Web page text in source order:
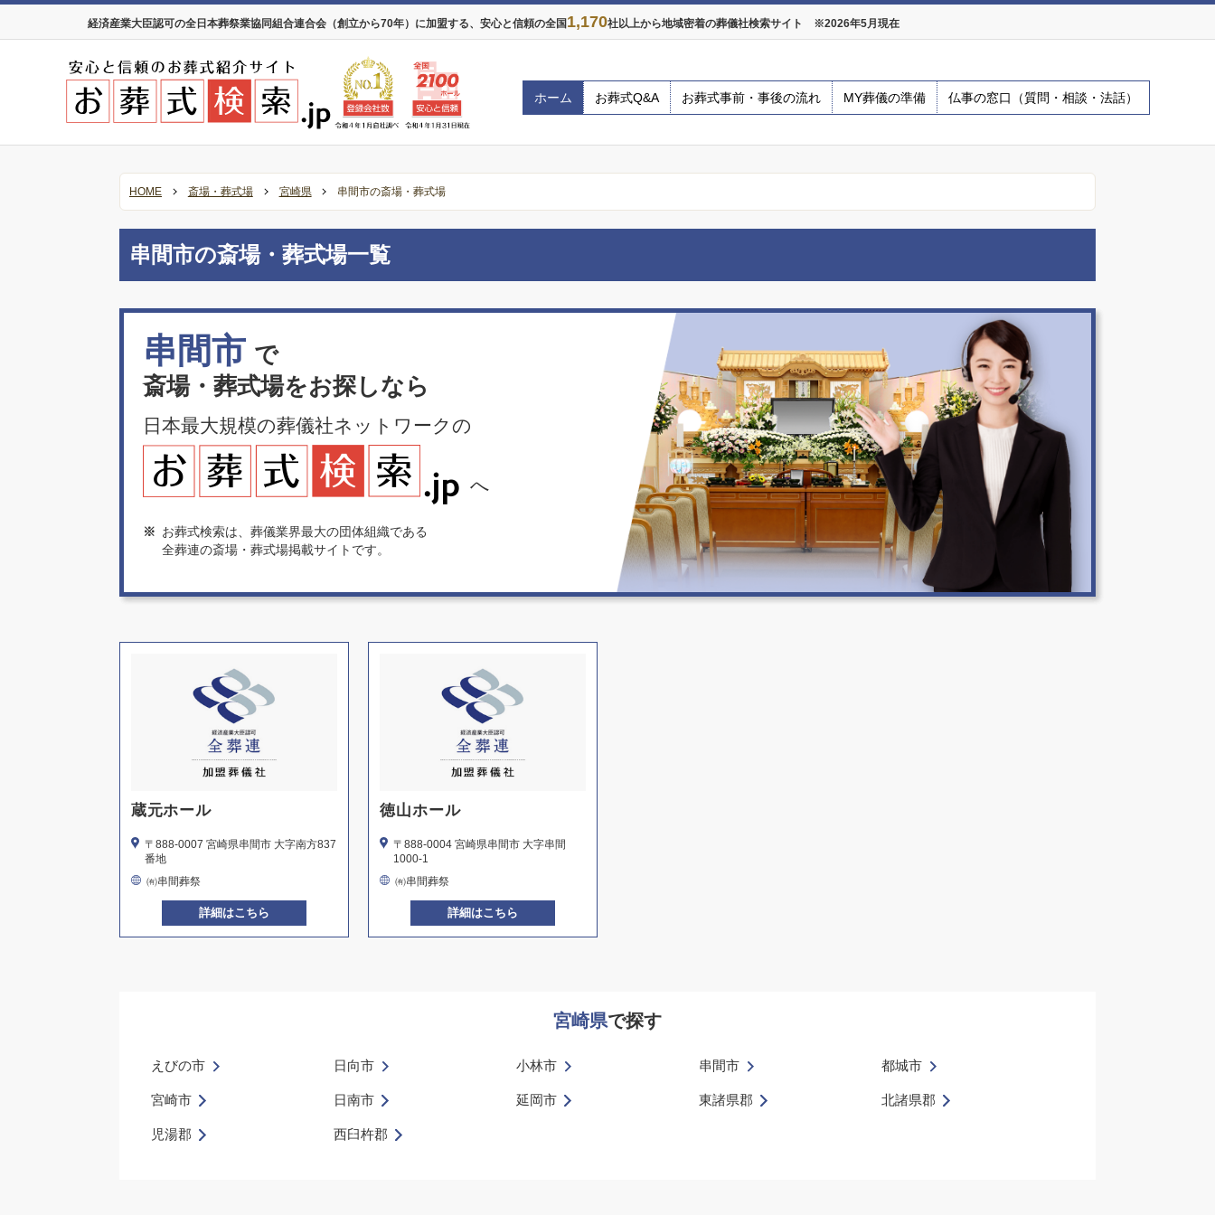
経済産業大臣認可の全日本葬祭業協同組合連合会（創立から70年）に加盟する、安心と信頼の全国1,170社以上から地域密着の葬儀社検索サイト ※2026年5月現在
ホーム お葬式Q&A お葬式事前・事後の流れ MY葬儀の準備 仏事の窓口（質問・相談・法話）
HOME 斎場・葬式場 宮崎県 串間市の斎場・葬式場
串間市の斎場・葬式場一覧
串間市 で
斎場・葬式場をお探しなら
日本最大規模の葬儀社ネットワークの
へ
※ お葬式検索は、葬儀業界最大の団体組織である
全葬連の斎場・葬式場掲載サイトです。
蔵元ホール
〒888-0007 宮崎県串間市 大字南方837
番地
㈲串間葬祭
詳細はこちら
徳山ホール
〒888-0004 宮崎県串間市 大字串間
1000-1
㈲串間葬祭
詳細はこちら
宮崎県で探す
えびの市 日向市 小林市 串間市 都城市
宮崎市 日南市 延岡市 東諸県郡 北諸県郡
児湯郡 西臼杵郡